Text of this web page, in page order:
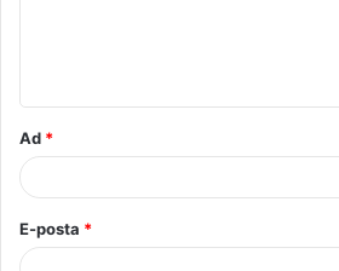
Ad *
E-posta *